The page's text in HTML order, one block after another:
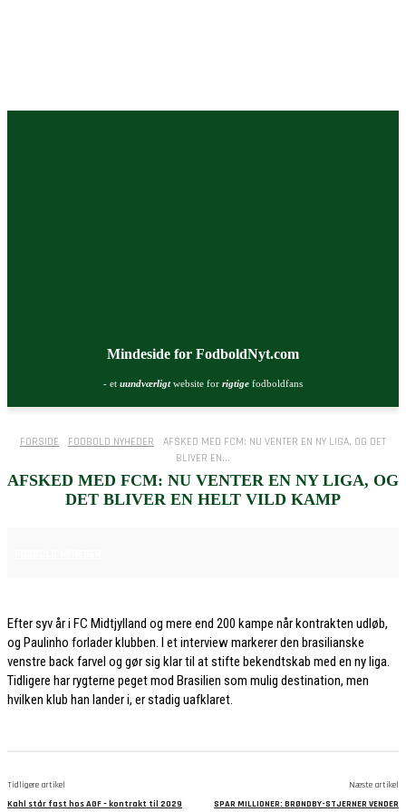
Mindeside for FodboldNyt.com
- et uundværligtwebsite for rigtige fodboldfans
FORSIDE FODBOLD NYHEDER
AFSKED MED FCM: NU VENTER EN NY LIGA, OG DET
BLIVER EN...
AFSKED MED FCM: NU VENTER EN NY LIGA, OG
DET BLIVER EN HELT VILD KAMP
Efter syv år i FC Midtjylland og mere end 200 kampe når kontrakten udløb,
og Paulinho forlader klubben. I et interview markerer den brasilianske
venstre back farvel og gør sig klar til at stifte bekendtskab med en ny liga.
Tidligere har rygterne peget mod Brasilien som mulig destination, men
hvilken klub han lander i, er stadig uafklaret.
Tidligere artikel
Kahl står fast hos AGF – kontrakt til 2029
Næste artikel
SPAR MILLIONER: BRØNDBY-STJERNER VENDER